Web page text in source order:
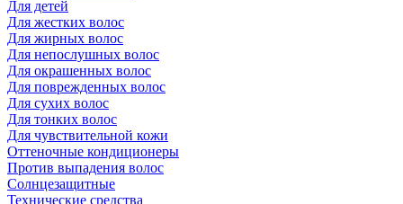
Для детей
Для жестких волос
Для жирных волос
Для непослушных волос
Для окрашенных волос
Для поврежденных волос
Для сухих волос
Для тонких волос
Для чувствительной кожи
Оттеночные кондиционеры
Против выпадения волос
Солнцезащитные
Технические средства